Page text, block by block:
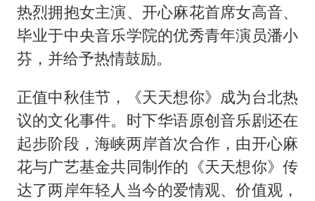
热烈拥抱女主演、开心麻花首席女高音、
毕业于中央音乐学院的优秀青年演员潘小
芬，并给予热情鼓励。
正值中秋佳节，《天天想你》成为台北热
议的文化事件。时下华语原创音乐剧还在
起步阶段，海峡两岸首次合作，由开心麻
花与广艺基金共同制作的《天天想你》传
达了两岸年轻人当今的爱情观、价值观，